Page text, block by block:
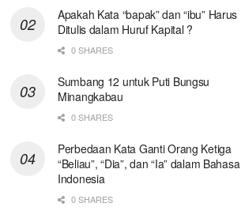
Apakah Kata “bapak” dan “ibu” Harus
Ditulis dalam Huruf Kapital ?
0 SHARES
Sumbang 12 untuk Puti Bungsu
Minangkabau
0 SHARES
Perbedaan Kata Ganti Orang Ketiga
“Beliau”, “Dia”, dan “Ia” dalam Bahasa
Indonesia
0 SHARES